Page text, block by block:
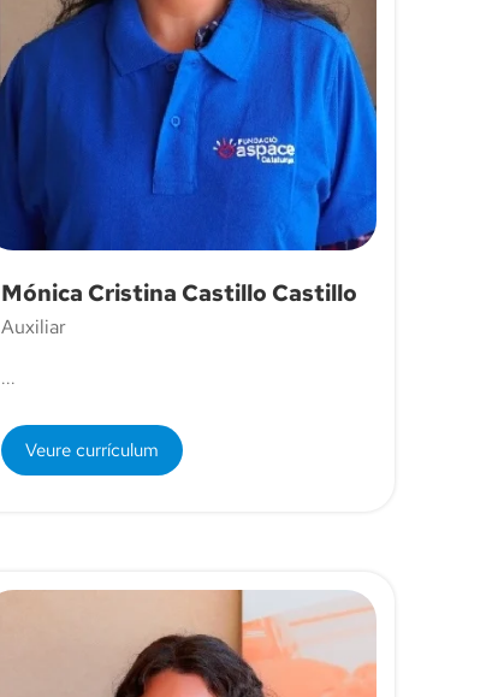
Mónica Cristina Castillo Castillo
Auxiliar
...
Veure currículum